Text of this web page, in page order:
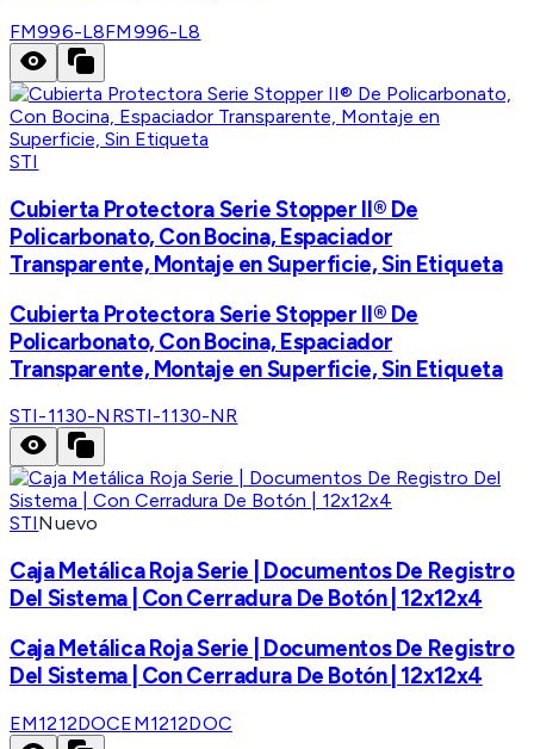
FM996-L8FM996-L8
STI
Cubierta Protectora Serie Stopper II® De
Policarbonato, Con Bocina, Espaciador
Transparente, Montaje en Superficie, Sin Etiqueta
Cubierta Protectora Serie Stopper II® De
Policarbonato, Con Bocina, Espaciador
Transparente, Montaje en Superficie, Sin Etiqueta
STI-1130-NRSTI-1130-NR
STINuevo
Caja Metálica Roja Serie | Documentos De Registro
Del Sistema | Con Cerradura De Botón | 12x12x4
Caja Metálica Roja Serie | Documentos De Registro
Del Sistema | Con Cerradura De Botón | 12x12x4
EM1212DOCEM1212DOC